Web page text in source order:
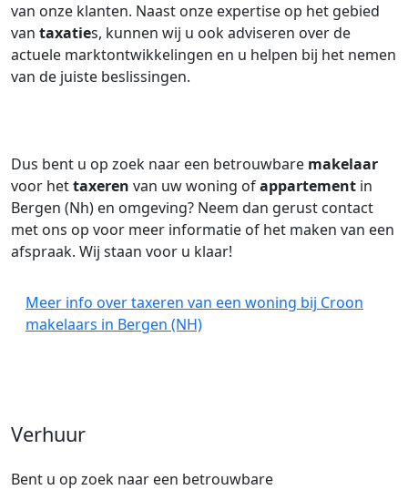
van onze klanten. Naast onze expertise op het gebied
van taxaties, kunnen wij u ook adviseren over de
actuele marktontwikkelingen en u helpen bij het nemen
van de juiste beslissingen.
Dus bent u op zoek naar een betrouwbare makelaar
voor hettaxeren van uw woning ofappartement in
Bergen (Nh) en omgeving? Neem dan gerust contact
met ons op voor meer informatie of het maken van een
afspraak. Wij staan voor u klaar!
Meer info over taxeren van een woning bij Croon
makelaars in Bergen (NH)
Verhuur
Bent u op zoek naar een betrouwbare